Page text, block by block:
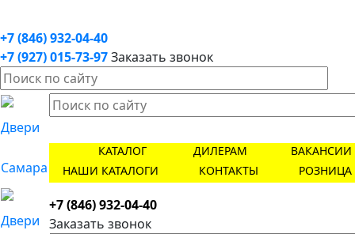
+7 (846) 932-04-40
+7 (927) 015-73-97Заказать звонок
КАТАЛОГ ДИЛЕРАМ
ВАКАНСИИ
НАШИ КАТАЛОГИ
КОНТАКТЫ РОЗНИЦА
+7 (846) 932-04-40
Заказать звонок